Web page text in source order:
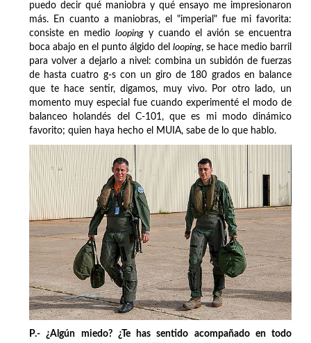
puedo decir qué maniobra y qué ensayo me impresionaron
más. En cuanto a maniobras, el "imperial" fue mi favorita:
consiste en medio looping y cuando el avión se encuentra
boca abajo en el punto álgido del looping, se hace medio barril
para volver a dejarlo a nivel: combina un subidón de fuerzas
de hasta cuatro g-s con un giro de 180 grados en balance
que te hace sentir, digamos, muy vivo. Por otro lado, un
momento muy especial fue cuando experimenté el modo de
balanceo holandés del C-101, que es mi modo dinámico
favorito; quien haya hecho el MUIA, sabe de lo que hablo.
P.- ¿Algún miedo? ¿Te has sentido acompañado en todo